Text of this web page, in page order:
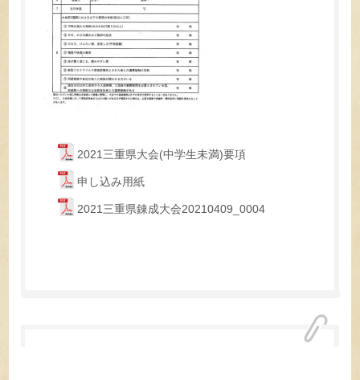
2021三重県大会(中学生未満)要項
申し込み用紙
2021三重県錬成大会20210409_0004